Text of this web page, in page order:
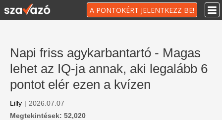
A PONTOKÉRT JELENTKEZZ BE!
Napi friss agykarbantartó - Magas
lehet az IQ-ja annak, aki legalább 6
pontot elér ezen a kvízen
Lilly | 2026.07.07
Megtekintések: 52,020